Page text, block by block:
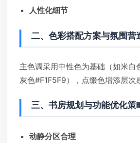
人性化细节
二、色彩搭配方案与氛围营
主色调采用中性色为基础（如米白
灰色#F1F5F9），点缀色增添层次
三、书房规划与功能优化策
动静分区合理